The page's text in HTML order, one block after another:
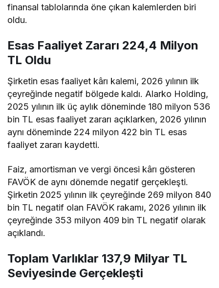
finansal tablolarında öne çıkan kalemlerden biri
oldu.
Esas Faaliyet Zararı 224,4 Milyon
TL Oldu
Şirketin esas faaliyet kârı kalemi, 2026 yılının ilk
çeyreğinde negatif bölgede kaldı. Alarko Holding,
2025 yılının ilk üç aylık döneminde 180 milyon 536
bin TL esas faaliyet zararı açıklarken, 2026 yılının
aynı döneminde 224 milyon 422 bin TL esas
faaliyet zararı kaydetti.
Faiz, amortisman ve vergi öncesi kârı gösteren
FAVÖK de aynı dönemde negatif gerçekleşti.
Şirketin 2025 yılının ilk çeyreğinde 269 milyon 840
bin TL negatif olan FAVÖK rakamı, 2026 yılının ilk
çeyreğinde 353 milyon 409 bin TL negatif olarak
açıklandı.
Toplam Varlıklar 137,9 Milyar TL
Seviyesinde Gerçekleşti